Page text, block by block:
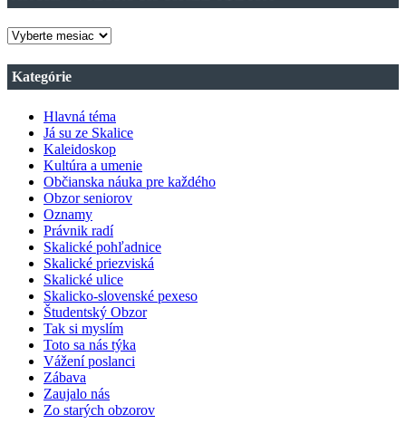
ARCHÍV
ČÍSIEL
OBZORU
Kategórie
Hlavná téma
Já su ze Skalice
Kaleidoskop
Kultúra a umenie
Občianska náuka pre každého
Obzor seniorov
Oznamy
Právnik radí
Skalické pohľadnice
Skalické priezviská
Skalické ulice
Skalicko-slovenské pexeso
Študentský Obzor
Tak si myslím
Toto sa nás týka
Vážení poslanci
Zábava
Zaujalo nás
Zo starých obzorov